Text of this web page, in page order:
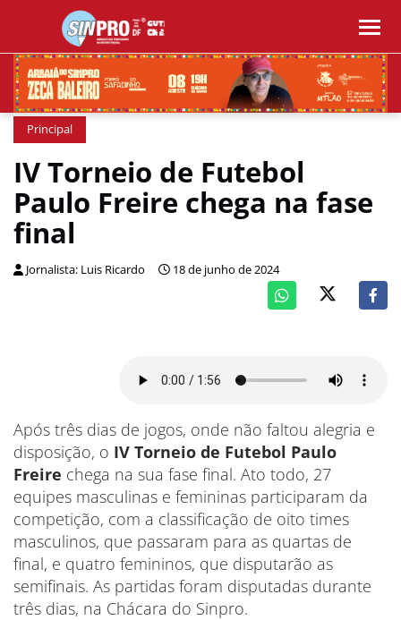
Principal
IV Torneio de Futebol
Paulo Freire chega na fase
final
Jornalista: Luis Ricardo 18 de junho de 2024
Após três dias de jogos, onde não faltou alegria e
disposição, o IV Torneio de Futebol Paulo
Freire chega na sua fase final. Ato todo, 27
equipes masculinas e femininas participaram da
competição, com a classificação de oito times
masculinos, que passaram para as quartas de
final, e quatro femininos, que disputarão as
semifinais. As partidas foram disputadas durante
três dias, na Chácara do Sinpro.